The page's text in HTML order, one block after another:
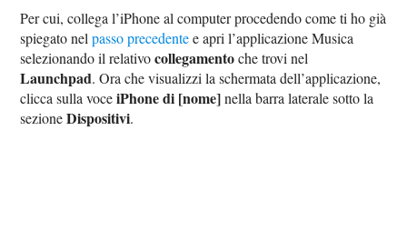
Per cui, collega l’iPhone al computer procedendo come ti ho già
spiegato nelpasso precedentee apri l’applicazione Musica
selezionando il relativocollegamentoche trovi nel
Launchpad. Ora che visualizzi la schermata dell’applicazione,
clicca sulla voceiPhone di [nome]nella barra laterale sotto la
sezioneDispositivi.